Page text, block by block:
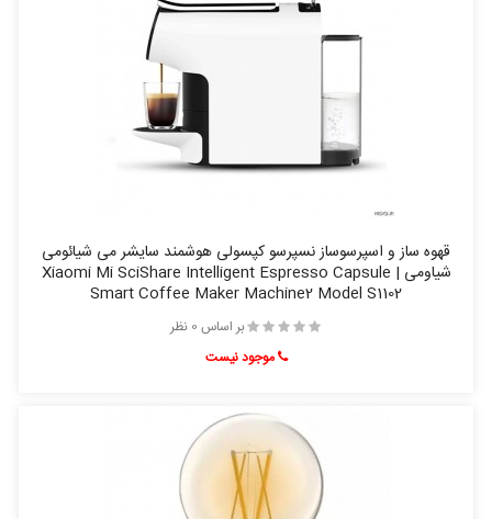
قهوه ساز و اسپرسوساز نسپرسو کپسولی هوشمند سایشر می شیائومی
شیاومی | Xiaomi Mi SciShare Intelligent Espresso Capsule
Smart Coffee Maker Machine2 Model S1102
بر اساس 0 نظر
موجود نیست